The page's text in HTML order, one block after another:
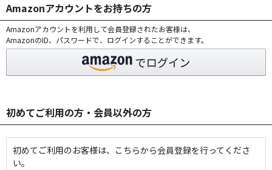
Amazonアカウントをお持ちの方
Amazonアカウントを利用して会員登録されたお客様は、
AmazonのID、パスワードで、ログインすることができます。
初めてご利用の方・会員以外の方
初めてご利用のお客様は、こちらから会員登録を行ってくださ
い。